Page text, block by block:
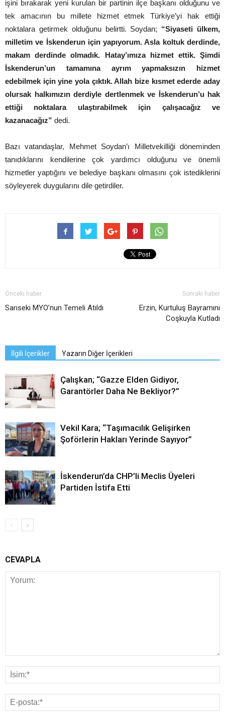
işini bırakarak yeni kurulan bir partinin ilçe başkanı olduğunu ve
tek amacının bu millete hizmet etmek Türkiye’yi hak ettiği
noktalara getirmek olduğunu belirtti. Soydan; “Siyaseti ülkem,
milletim ve İskenderun için yapıyorum. Asla koltuk derdinde,
makam derdinde olmadık. Hatay’ımıza hizmet ettik. Şimdi
İskenderun’un tamamına ayrım yapmaksızın hizmet
edebilmek için yine yola çıktık. Allah bize kısmet ederde aday
olursak halkımızın derdiyle dertlenmek ve İskenderun’u hak
ettiği noktalara ulaştırabilmek için çalışacağız ve
kazanacağız” dedi.
Bazı vatandaşlar, Mehmet Soydan’ı Milletvekilliği döneminden
tanıdıklarını kendilerine çok yardımcı olduğunu ve önemli
hizmetler yaptığını ve belediye başkanı olmasını çok istediklerini
söyleyerek duygularını dile getirdiler.
Önceki haber
Sarıseki MYO’nun Temeli Atıldı
Sonraki haber
Erzin, Kurtuluş Bayramını
Coşkuyla Kutladı
İlgili İçerikler Yazarın Diğer İçerikleri
Çalışkan; “Gazze Elden Gidiyor,
Garantörler Daha Ne Bekliyor?”
Vekil Kara; “Taşımacılık Gelişirken
Şoförlerin Hakları Yerinde Sayıyor”
İskenderun’da CHP’li Meclis Üyeleri
Partiden İstifa Etti
CEVAPLA